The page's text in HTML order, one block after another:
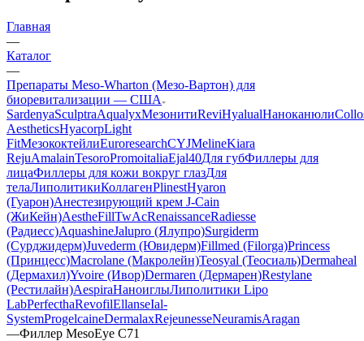
Главная
—
Каталог
—
Препараты Meso-Wharton (Мезо-Вартон) для
биоревитализации — США
SardenyaSculptraAqualyxМезонитиReviHyalualНаноканюли
AestheticsHyacorpLight
FitМезококтейлиEuroresearchCYJMelineKiara
RejuAmalainTesoroPromoitaliaEjal40Для губФиллеры для
лицаФиллеры для кожи вокруг глазДля
телаЛиполитикиКоллагенPlinestHyaron
(Гуарон)Анестезирующий крем J-Cain
(ЖиКейн)AestheFillTwAcRenaissanceRadiesse
(Радиесс)AquashineJalupro (Ялупро)Surgiderm
(Сурджидерм)Juvederm (Ювидерм)Fillmed (Filorga)Princess
(Принцесс)Macrolane (Макролейн)Teosyal (Теосиаль)Dermaheal
(Дермахил)Yvoire (Ивор)Dermaren (Дермарен)Restylane
(Рестилайн)AespiraНаноиглыЛиполитики Lipo
LabPerfecthaRevofilEllanseIal-
SystemProgelcaineDermalaxRejeunesseNeuramisAragan
—Филлер MesoEye C71